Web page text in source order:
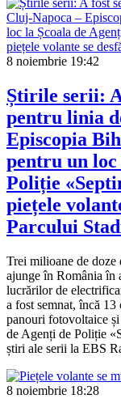
8 noiembrie 19:42
Știrile serii:
pentru linia
Episcopia
pentru un loc
Poliție
piețele
Parcului
Trei milioane de
ajunge în România în
lucrărilor de
a fost semnat, încă
panouri fotovoltaice
de Agenți de Poliție
știri ale serii la EBS
8 noiembrie 18:28